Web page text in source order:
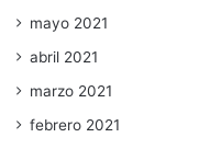
mayo 2021
abril 2021
marzo 2021
febrero 2021